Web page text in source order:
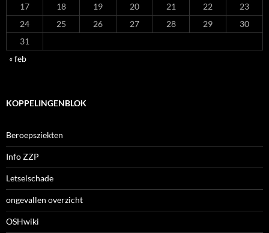
17
18 19 20 21 22
23
24
25 26 27 28 29
30
31
« feb
KOPPELINGENBLOK
Beroepsziekten
Info ZZP
Letselschade
ongevallen overzicht
OSHwiki